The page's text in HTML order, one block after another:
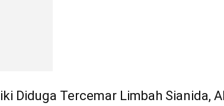
Diduga Tercemar Limbah Sianida,